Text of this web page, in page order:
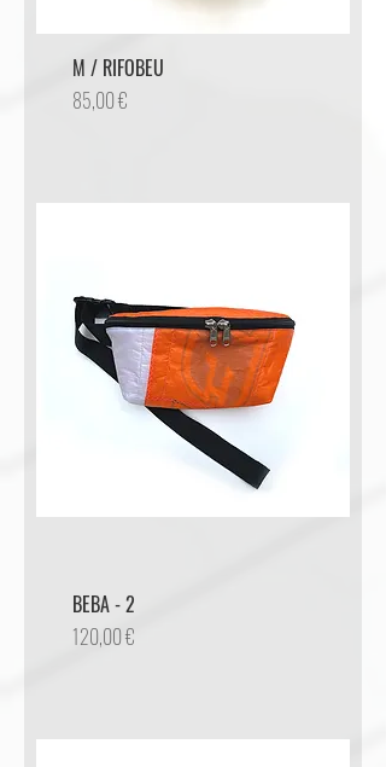
M / RIFOBEU
Preis
85,00 €
BEBA - 2
Preis
120,00 €